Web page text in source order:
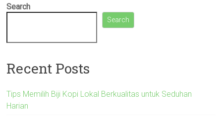
Search
Search
Recent Posts
Tips Memilih Biji Kopi Lokal Berkualitas untuk Seduhan
Harian